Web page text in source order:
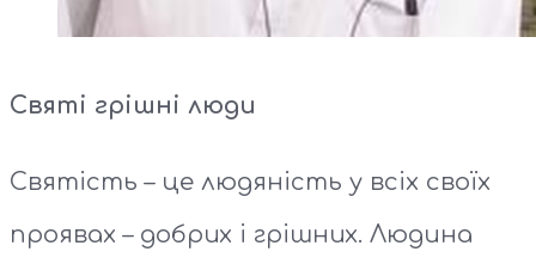
Святі грішні люди
Святість – це людяність у всіх своїх
проявах – добрих і грішних. Людина